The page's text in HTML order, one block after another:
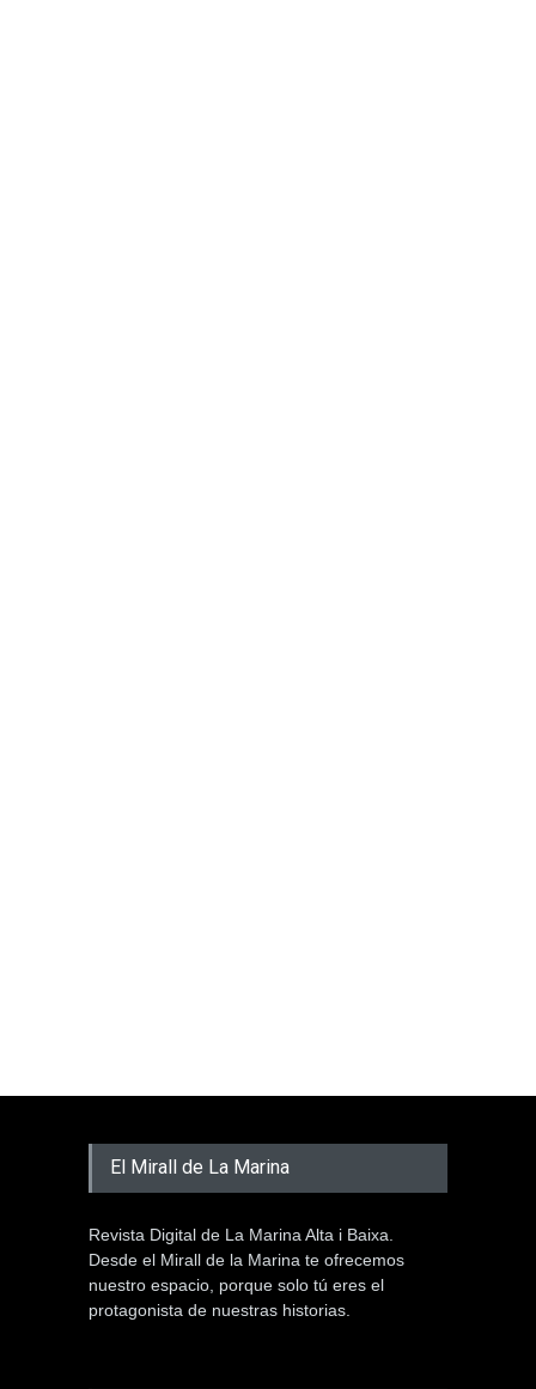
El Mirall de La Marina
Revista Digital de La Marina Alta i Baixa.
Desde el Mirall de la Marina te ofrecemos
nuestro espacio, porque solo tú eres el
protagonista de nuestras historias.